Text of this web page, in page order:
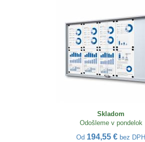
Skladom
Odošleme v pondelok
Od 194,55 € bez DPH